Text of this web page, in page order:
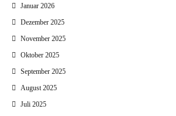
Januar 2026
Dezember 2025
November 2025
Oktober 2025
September 2025
August 2025
Juli 2025